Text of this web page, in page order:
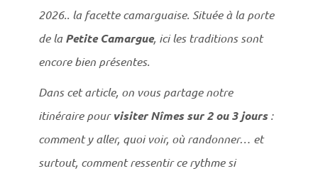
2026.. la facette camarguaise. Située à la porte
de laPetite Camargue, ici les traditions sont
encore bien présentes.
Dans cet article, on vous partage notre
itinéraire pourvisiter Nîmes sur 2 ou 3 jours:
comment y aller, quoi voir, où randonner… et
surtout, comment ressentir ce rythme si